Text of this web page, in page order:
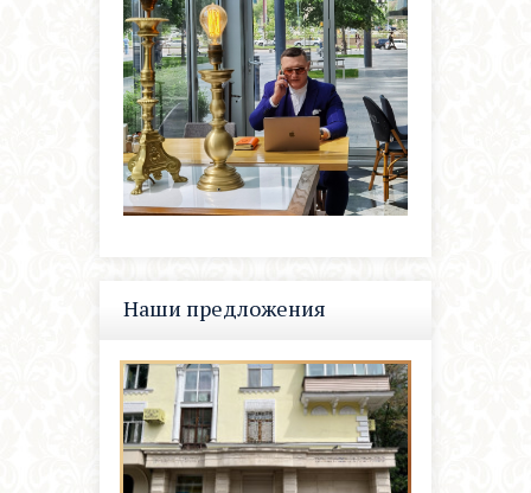
Наши предложения